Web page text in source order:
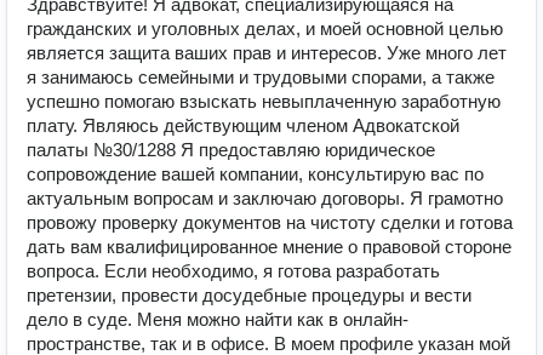
Здравствуйте! Я адвокат, специализирующаяся на
гражданских и уголовных делах, и моей основной целью
является защита ваших прав и интересов. Уже много лет
я занимаюсь семейными и трудовыми спорами, а также
успешно помогаю взыскать невыплаченную заработную
плату. Являюсь действующим членом Адвокатской
палаты №30/1288 Я предоставляю юридическое
сопровождение вашей компании, консультирую вас по
актуальным вопросам и заключаю договоры. Я грамотно
провожу проверку документов на чистоту сделки и готова
дать вам квалифицированное мнение о правовой стороне
вопроса. Если необходимо, я готова разработать
претензии, провести досудебные процедуры и вести
дело в суде. Меня можно найти как в онлайн-
пространстве, так и в офисе. В моем профиле указан мой